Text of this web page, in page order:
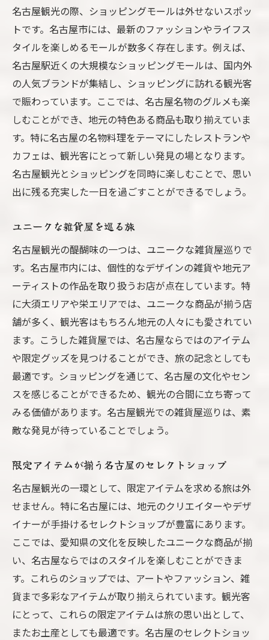
名古屋観光の際、ショッピングモールは外せないスポッ
トです。名古屋市には、最新のファッションやライフス
タイルを楽しめるモールが数多く存在します。例えば、
名古屋駅近くの大規模なショッピングモールは、国内外
の人気ブランドが集結し、ショッピングに訪れる観光客
で賑わっています。ここでは、名古屋名物のグルメも楽
しむことができ、地元の特色ある商品も取り揃えていま
す。特に名古屋の名物料理をテーマにしたレストランや
カフェは、観光客にとって新しい発見の場となります。
名古屋観光とショッピングを同時に楽しむことで、思い
出に残る充実した一日を過ごすことができるでしょう。
ユニークな雑貨屋を巡る旅
名古屋観光の醍醐味の一つは、ユニークな雑貨屋巡りで
す。名古屋市内には、個性的なデザインの雑貨や地元ア
ーティストの作品を取り扱うお店が点在しています。特
に大須エリアや栄エリアでは、ユニークな商品が揃う店
舗が多く、観光客はもちろん地元の人々にも愛されてい
ます。こうした雑貨屋では、名古屋ならではのアイテム
や限定グッズを見つけることができ、旅の記念としても
最適です。ショッピングを通じて、名古屋の文化やセン
スを感じることができるため、観光の合間に立ち寄って
みる価値があります。名古屋観光での雑貨屋巡りは、素
敵な発見が待っていることでしょう。
限定アイテムが揃う名古屋のセレクトショップ
名古屋観光の一環として、限定アイテムを求める旅は外
せません。特に名古屋には、地元のクリエイターやデザ
イナーが手掛けるセレクトショップが豊富にあります。
ここでは、愛知県の文化を反映したユニークな商品が揃
い、名古屋ならではのスタイルを楽しむことができま
す。これらのショップでは、アートやファッション、雑
貨まで多彩なアイテムが取り揃えられています。観光客
にとって、これらの限定アイテムは旅の思い出として、
またお土産としても最適です。名古屋のセレクトショッ